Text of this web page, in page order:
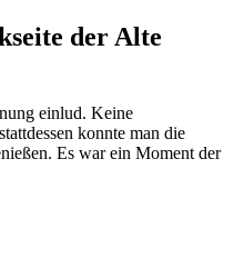
der Alte
einlud. Keine
konnte man die
Es war ein Moment der